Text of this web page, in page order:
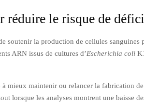
réduire le risque de
soutenir la production de cellules
ARN issus de cultures d’Escherichia coli
mieux maintenir ou relancer la fabrication
lorsque les analyses montrent une baisse